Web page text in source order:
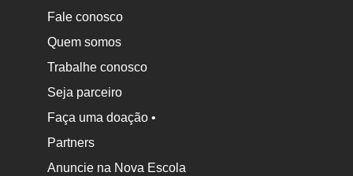
Fale conosco
Quem somos
Trabalhe conosco
Seja parceiro
Faça uma doação •
Partners
Anuncie na Nova Escola